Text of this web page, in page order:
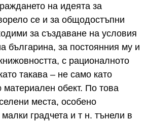
на идеята за
се и за общодостъпни
за създаване на условия
българина, за постоянния му и
с рационалното
такава – не само като
материален обект. По това
места, особено
градчета и т н. тънели в